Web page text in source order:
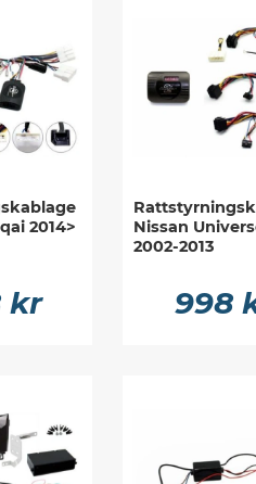
2014>
kr
Nissan
2002-2013
998